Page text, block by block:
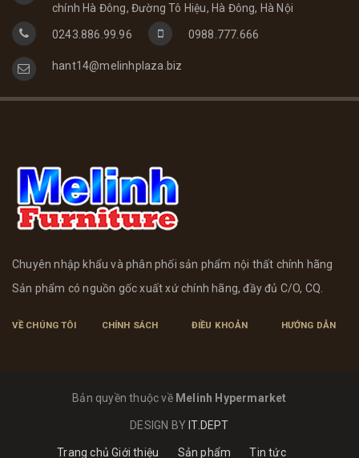
chính Hà Đông, Đường Tô Hiệu, Hà Đông, Hà Nội
0243.886.99.96 0988.777.666
hant14@melinhplaza.biz
Chuyên nhập khẩu và phân phối sản phẩm nội thất chính hãng
Sản phẩm có nguồn gốc xuất xứ chính hãng, đầy đủ C/O, CQ.
VỀ CHÚNG TÔI CHÍNH SÁCH ĐIỀU KHOẢN HƯỚNG DẪN
Bản quyền thuộc về Melinh Hypermarket
DESIGN BY IT.DEPT
Trang chủ Giới thiệu Sản phẩm Tin tức